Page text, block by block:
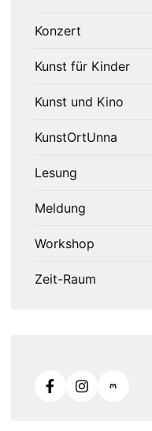
Konzert
Kunst für Kinder
Kunst und Kino
KunstOrtUnna
Lesung
Meldung
Workshop
Zeit-Raum